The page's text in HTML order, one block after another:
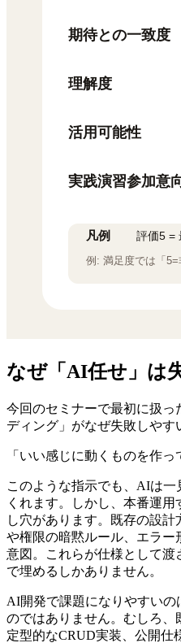
なぜ「AI任せ」は
今回のセミナーで最初に扱
ディング」がなぜ失敗しやす
「いい感じに動くものを作っ
このような指示でも、AIは
くれます。しかし、本番運
し穴があります。既存の設
や権限の暗黙ルール、エラ
意図。これらが仕様として
で埋めるしかありません。
AI開発で課題になりやすい
のではありません。むしろ、
定型的なCRUD実装、公開仕